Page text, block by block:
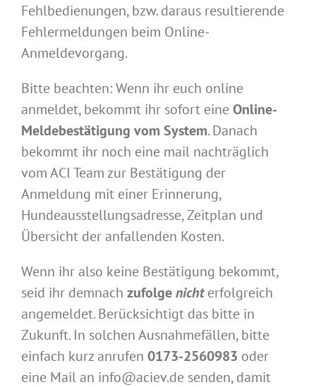
Fehlbedienungen, bzw. daraus resultierende
Fehlermeldungen beim Online-
Anmeldevorgang.
Bitte beachten: Wenn ihr euch online
anmeldet, bekommt ihr sofort eine Online-
Meldebestätigung vom System. Danach
bekommt ihr noch eine mail nachträglich
vom ACI Team zur Bestätigung der
Anmeldung mit einer Erinnerung,
Hundeausstellungsadresse, Zeitplan und
Übersicht der anfallenden Kosten.
Wenn ihr also keine Bestätigung bekommt,
seid ihr demnach zufolgenicht erfolgreich
angemeldet. Berücksichtigt das bitte in
Zukunft. In solchen Ausnahmefällen, bitte
einfach kurz anrufen 0173-2560983 oder
eine Mail an info@aciev.de senden, damit